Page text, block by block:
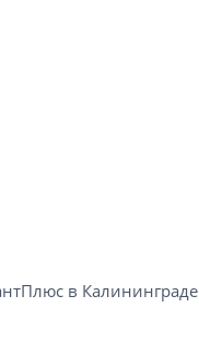
в Калининграде​